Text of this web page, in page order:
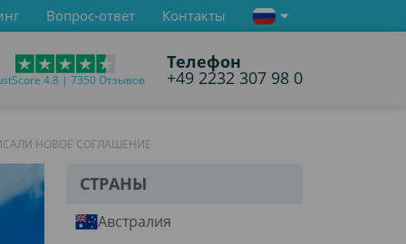
Вопрос-ответ Контакты
4.8 | 7350 Отзывов
Телефон
+49 2232 307 98 0
НОВОЕ СОГЛАШЕНИЕ
СТРАНЫ
Австралия